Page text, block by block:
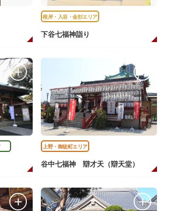
根岸・入谷・金杉エリア
下谷七福神詣り
上野・御徒町エリア
谷中七福神 辯才天（辯天堂）